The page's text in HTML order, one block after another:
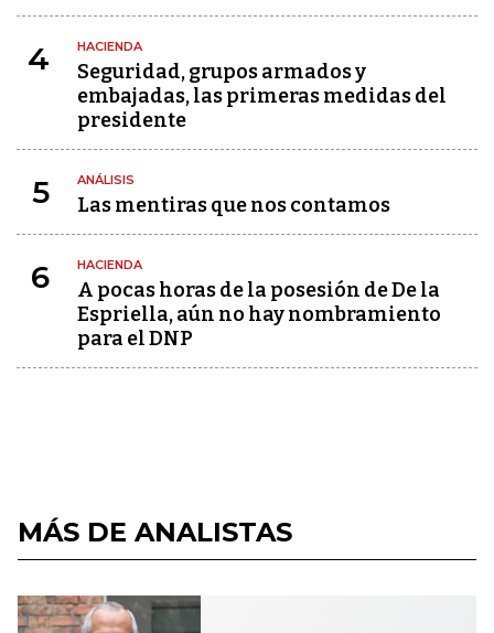
4 HACIENDA
Seguridad, grupos armados y
embajadas, las primeras medidas del
presidente
5 ANÁLISIS
Las mentiras que nos contamos
6 HACIENDA
A pocas horas de la posesión de De la
Espriella, aún no hay nombramiento
para el DNP
MÁS DE ANALISTAS